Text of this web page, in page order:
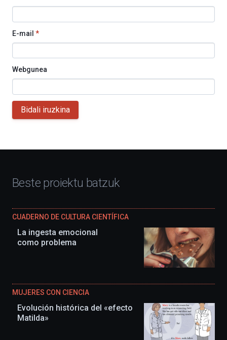
E-mail *
Webgunea
Bidali iruzkina
Beste proiektu batzuk
CUADERNO DE CULTURA CIENTÍFICA
La ingesta emocional
como problema
MUJERES CON CIENCIA
Evolución histórica del «efecto
Matilda»